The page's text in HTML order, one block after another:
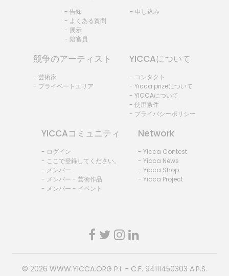
- 告知
- よくある質問
- 展示
- 陪審員
- 申し込み
競争のアーティスト
- 芸術家
- プライベートエリア
YICCAについて
- コンタクト
- Yicca prizeについて
- YICCAについて
- 使用条件
- プライバシーポリシー
YICCAコミュニティ
- ログイン
- ここで登録してください。
- メンバー
- メンバー - 芸術作品
- メンバー - イベント
Network
- Yicca Contest
- Yicca News
- Yicca Shop
- Yicca Project
© 2026 WWW.YICCA.ORG P.I. - C.F. 94111450303 A.P.S.